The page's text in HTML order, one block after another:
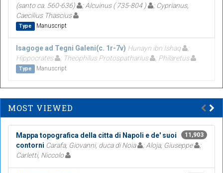
(santo ca. 560-636)
; Alcuinus ( 735-804 )
; Cyprianus,
Caecilius Thascius
Type Manuscript
Isagoge ad Tegni Galeni(c. 1r-7v) Hunayn ibn Ishaq
Hippocrates
; Theophilus Protospatharius ; Philaretus
Type Manuscript
MOST VIEWED
11,903
Mappa topografica della citta di Napoli e de' suoi
contorni Carafa, Giovanni, duca di Noia ; Aloja, Giuseppe
;
Carletti, Niccolo